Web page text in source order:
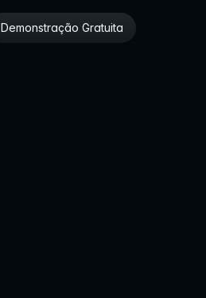
Demonstração Gratuita